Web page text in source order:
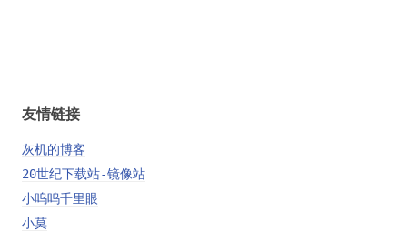
友情链接
灰机的博客
20世纪下载站-镜像站
小呜呜千里眼
小莫